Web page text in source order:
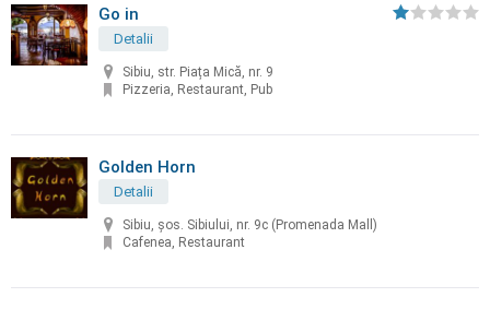
Go in
Detalii
Sibiu, str. Piața Mică, nr. 9
Pizzeria, Restaurant, Pub
Golden Horn
Detalii
Sibiu, șos. Sibiului, nr. 9c (Promenada Mall)
Cafenea, Restaurant